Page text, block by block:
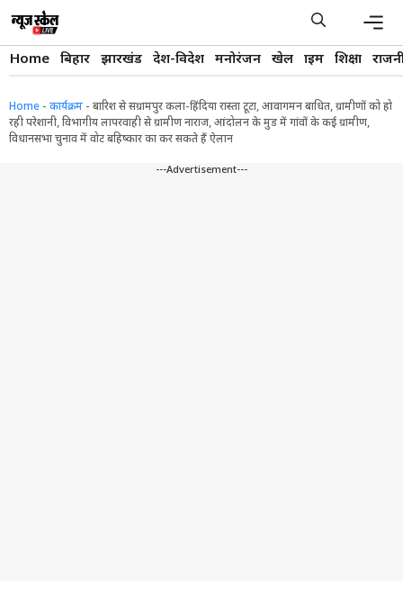
content
Home बिहार झारखंड देश-विदेश मनोरंजन खेल क्राइम शिक्षा
Home - कार्यक्रम - बारिश से सग्रामपुर कला-हिंदिया रास्ता टूटा, आवागमन बाधित, ग्रामीणों को हो
रही परेशानी, विभागीय लापरवाही से ग्रामीण नाराज, आंदोलन के मुड में गांवों के कई ग्रामीण,
विधानसभा चुनाव में वोट बहिष्कार का कर सकते हैं ऐलान
---Advertisement---